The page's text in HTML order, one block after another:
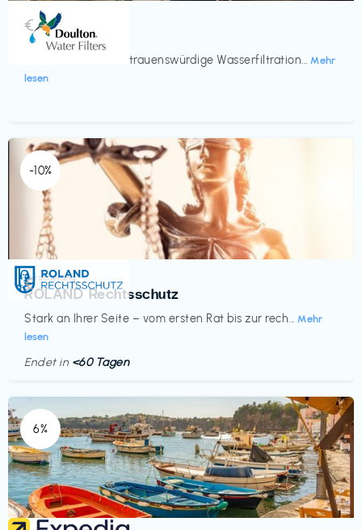
Küche & Haushalt
Doulton
Seit 200 Jahren vertrauenswürdige Wasserfiltration... Mehr
lesen
€‎
-10%
Versicherung
ROLAND Rechtsschutz
Stark an Ihrer Seite – vom ersten Rat bis zur rech... Mehr
lesen
€‎
Endet in <60 Tagen
6%